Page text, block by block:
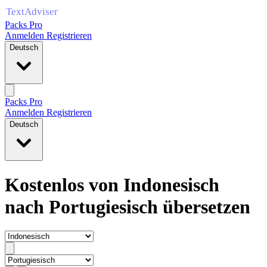
Packs Pro
Anmelden Registrieren
Deutsch
Packs Pro
Anmelden Registrieren
Deutsch
Kostenlos von Indonesisch
nach Portugiesisch übersetzen